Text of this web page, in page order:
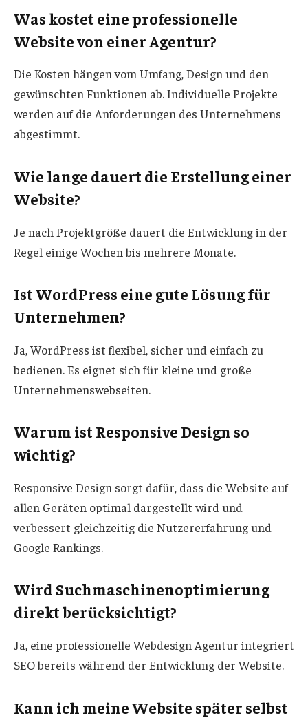
Was kostet eine professionelle
Website von einer Agentur?
Die Kosten hängen vom Umfang, Design und den
gewünschten Funktionen ab. Individuelle Projekte
werden auf die Anforderungen des Unternehmens
abgestimmt.
Wie lange dauert die Erstellung einer
Website?
Je nach Projektgröße dauert die Entwicklung in der
Regel einige Wochen bis mehrere Monate.
Ist WordPress eine gute Lösung für
Unternehmen?
Ja, WordPress ist flexibel, sicher und einfach zu
bedienen. Es eignet sich für kleine und große
Unternehmenswebseiten.
Warum ist Responsive Design so
wichtig?
Responsive Design sorgt dafür, dass die Website auf
allen Geräten optimal dargestellt wird und
verbessert gleichzeitig die Nutzererfahrung und
Google Rankings.
Wird Suchmaschinenoptimierung
direkt berücksichtigt?
Ja, eine professionelle Webdesign Agentur integriert
SEO bereits während der Entwicklung der Website.
Kann ich meine Website später selbst